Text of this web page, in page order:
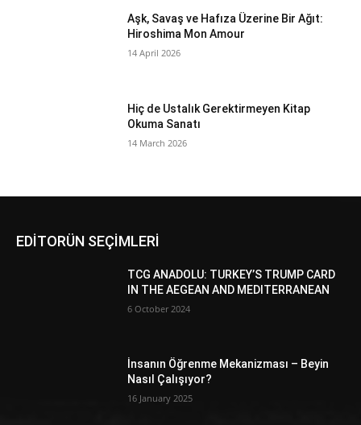
Aşk, Savaş ve Hafıza Üzerine Bir Ağıt:
Hiroshima Mon Amour
14 April 2026
Hiç de Ustalık Gerektirmeyen Kitap
Okuma Sanatı
14 March 2026
EDİTORÜN SEÇİMLERİ
TCG ANADOLU: TURKEY’S TRUMP CARD
IN THE AEGEAN AND MEDITERRANEAN
6 October 2024
İnsanın Öğrenme Mekanizması – Beyin
Nasıl Çalışıyor?
16 January 2025